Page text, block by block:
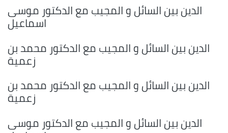
الدين بين السائل و المجيب مع الدكتور موسى
اسماعيل
الدين بين السائل و المجيب مع الدكتور محمد بن
زعمية
الدين بين السائل و المجيب مع الدكتور محمد بن
زعمية
الدين بين السائل و المجيب مع الدكتور موسى